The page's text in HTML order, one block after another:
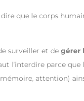
que le corps
surveiller et de gérer
l’interdire parce
attention)